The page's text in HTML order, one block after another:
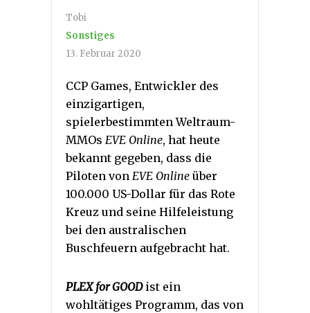
Tobi
Sonstiges
13. Februar 2020
CCP Games, Entwickler des
einzigartigen,
spielerbestimmten Weltraum-
MMOs EVE Online, hat heute
bekannt gegeben, dass die
Piloten von EVE Online über
100.000 US-Dollar für das Rote
Kreuz und seine Hilfeleistung
bei den australischen
Buschfeuern aufgebracht hat.
PLEX for GOODist ein
wohltätiges Programm, das von